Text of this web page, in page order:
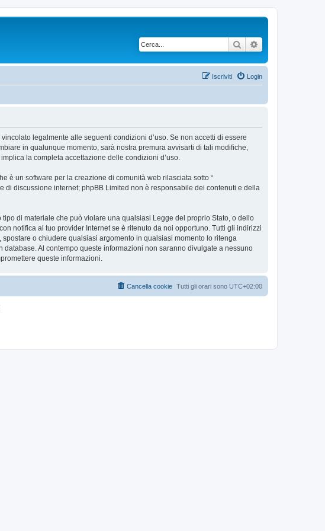
Cerca
Login
Iscriviti
vincolato legalmente alle seguenti condizioni d’uso. Se non accetti di essere
in qualunque momento, sarà nostra premura avvisarti di tali modifiche,
la completa accettazione delle condizioni d’uso.
è un software per la creazione di comunità web rilasciata sotto “
di discussione internet; phpBB Limited non è responsabile dei contenuti e della
di materiale che può violare una qualsiasi Legge del proprio Stato, o dello
notifica al tuo provider Internet se è ritenuto da noi opportuno. Tutti gli indirizzi
o chiudere qualsiasi argomento in qualsiasi momento lo ritenga
Al contempo queste informazioni non saranno divulgate a nessuno
queste informazioni.
Tutti gli orari sono UTC+02:00
Cancella cookie